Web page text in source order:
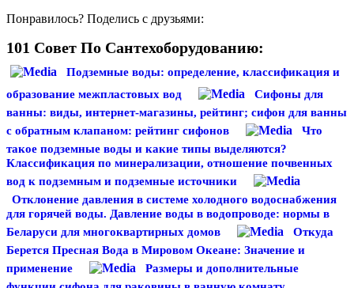
Понравилось? Поделись с друзьями:
101 Совет По Сантехоборудованию:
Подземные воды: определение, классификация и
образование межпластовых вод
Сифоны для
ванны: виды, интернет-магазины, рейтинг; сифон для ванны
с обратным клапаном: рейтинг сифонов
Что
такое подземные воды и какие типы выделяются?
Классификация по минерализации, отношение почвенных
вод к подземным и подземные источники
Отклонение давления в системе холодного водоснабжения
для горячей воды. Давление воды в водопроводе: нормы в
Беларуси для многоквартирных домов
Откуда
Берется Пресная Вода в Мировом Океане: Значение и
применение
Размеры и дополнительные